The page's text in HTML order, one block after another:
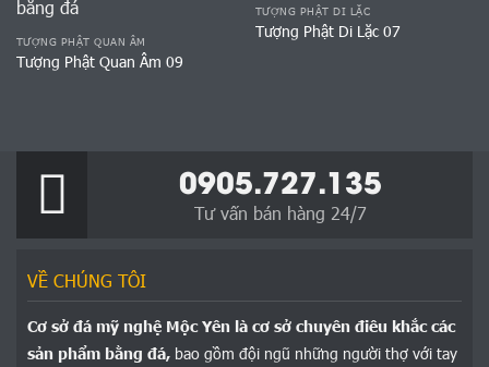
TƯỢNG PHẬT QUAN ÂM
Tượng Phật Quan Âm 09
TƯỢNG PHẬT DI LẶC
Tượng Phật Di Lặc 07
0905.727.135
Tư vấn bán hàng 24/7
VỀ CHÚNG TÔI
Cơ sở đá mỹ nghệ Mộc Yên là cơ sở chuyên điêu khắc các
sản phẩm bằng đá, bao gồm đội ngũ những người thợ với tay